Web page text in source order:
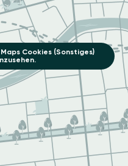
Cookies (Sonstiges)